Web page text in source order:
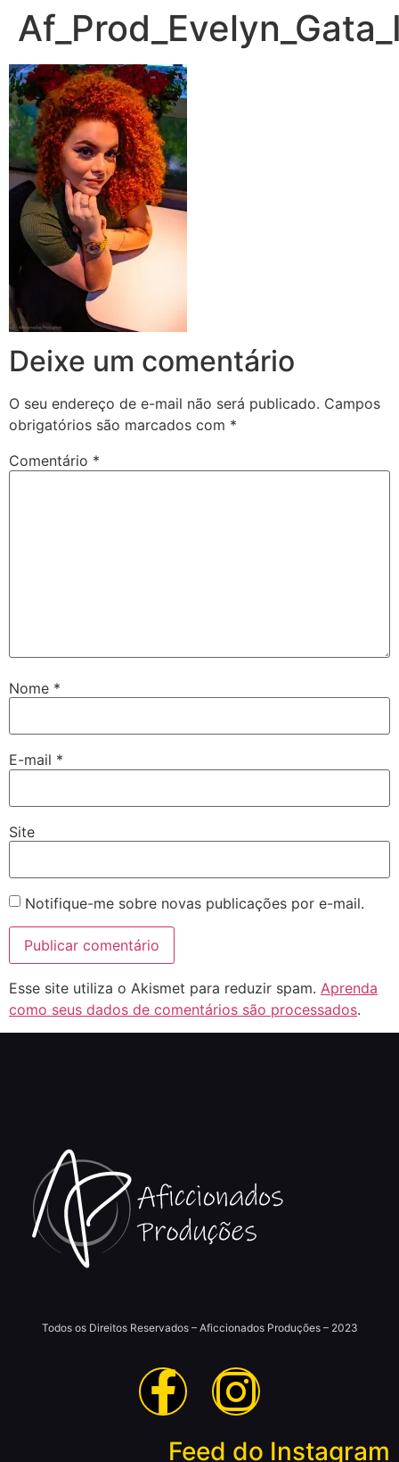
Deixe um comentário
O seu endereço de e-mail não será publicado. Campos
obrigatórios são marcados com *
Comentário *
Nome *
E-mail *
Site
Notifique-me sobre novas publicações por e-mail.
Esse site utiliza o Akismet para reduzir spam. Aprenda
como seus dados de comentários são processados.
Todos os Direitos Reservados – Aficcionados Produções – 2023
Feed do Instagram